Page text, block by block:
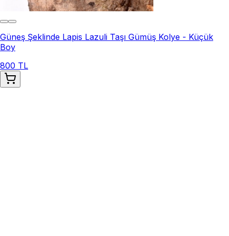
Güneş Şeklinde Lapis Lazuli Taşı Gümüş Kolye - Küçük
Boy
800 TL